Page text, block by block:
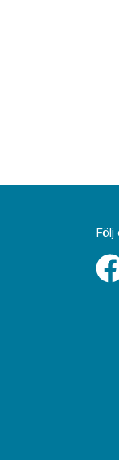
Följ